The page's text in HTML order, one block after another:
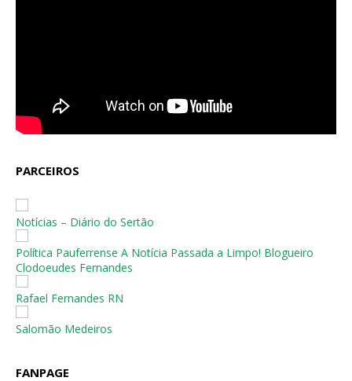
PARCEIROS
Notícias – Diário do Sertão
Política Pauferrense A Notícia Passada a Limpo! Blogueiro
Clodoeudes Fernandes
Rafael Fernandes RN
Salomão Medeiros
FANPAGE